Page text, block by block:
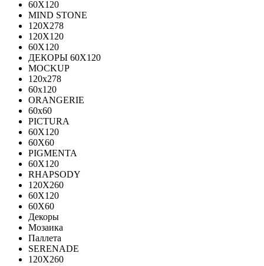
60Х120
MIND STONE
120X278
120Х120
60Х120
ДЕКОРЫ 60Х120
MOCKUP
120х278
60х120
ORANGERIE
60х60
PICTURA
60X120
60X60
PIGMENTA
60X120
RHAPSODY
120X260
60X120
60X60
Декоры
Мозаика
Паллета
SERENADE
120X260